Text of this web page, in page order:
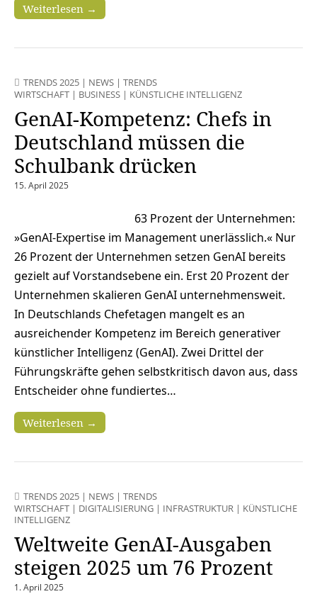
Weiterlesen →
TRENDS 2025 | NEWS | TRENDS
WIRTSCHAFT | BUSINESS | KÜNSTLICHE INTELLIGENZ
GenAI-Kompetenz: Chefs in
Deutschland müssen die
Schulbank drücken
15. April 2025
63 Prozent der Unternehmen:
»GenAI-Expertise im Management unerlässlich.« Nur
26 Prozent der Unternehmen setzen GenAI bereits
gezielt auf Vorstandsebene ein. Erst 20 Prozent der
Unternehmen skalieren GenAI unternehmensweit.
In Deutschlands Chefetagen mangelt es an
ausreichender Kompetenz im Bereich generativer
künstlicher Intelligenz (GenAI). Zwei Drittel der
Führungskräfte gehen selbstkritisch davon aus, dass
Entscheider ohne fundiertes…
Weiterlesen →
TRENDS 2025 | NEWS | TRENDS
WIRTSCHAFT | DIGITALISIERUNG | INFRASTRUKTUR | KÜNSTLICHE
INTELLIGENZ
Weltweite GenAI-Ausgaben
steigen 2025 um 76 Prozent
1. April 2025